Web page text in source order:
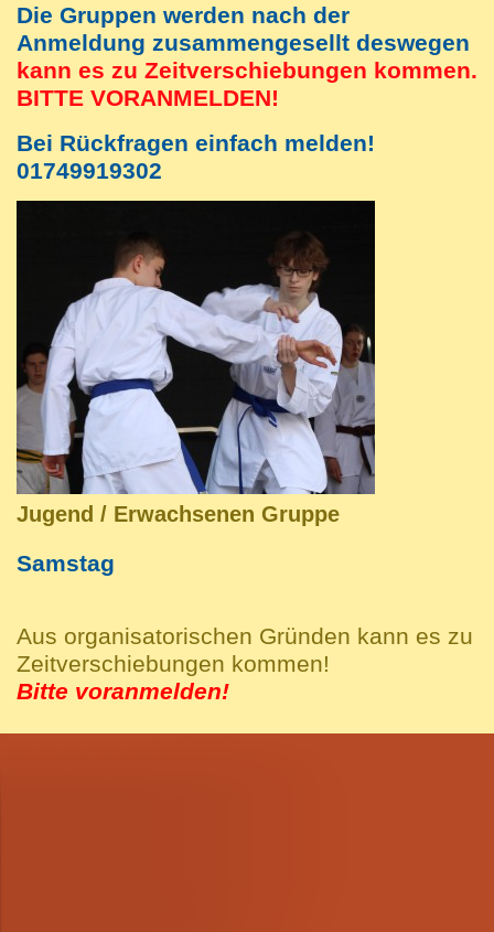
Die Gruppen werden nach der
Anmeldung zusammengesellt deswegen
kann es zu Zeitverschiebungen kommen.
BITTE VORANMELDEN!
Bei Rückfragen einfach melden!
01749919302
Jugend / Erwachsenen Gruppe
Samstag
Aus organisatorischen Gründen kann es zu
Zeitverschiebungen kommen!
Bitte voranmelden!